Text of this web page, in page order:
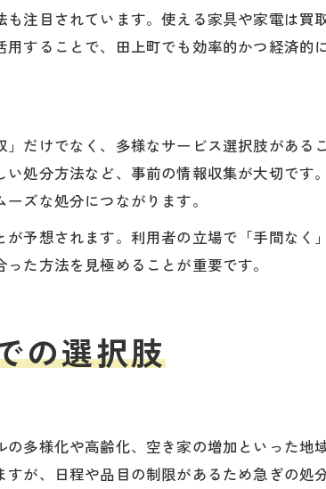
町で広がる不用品回収の効率アップ策
注目されています。使える家具や家電は
することで、田上町でも効率的かつ経済的
だけでなく、多様なサービス選択肢があ
処分方法など、事前の情報収集が大切で
ズな処分につながります。
予想されます。利用者の立場で「手間な
た方法を見極めることが重要です。
の選択肢
多様化や高齢化、空き家の増加といった
が、日程や品目の制限があるため急ぎの